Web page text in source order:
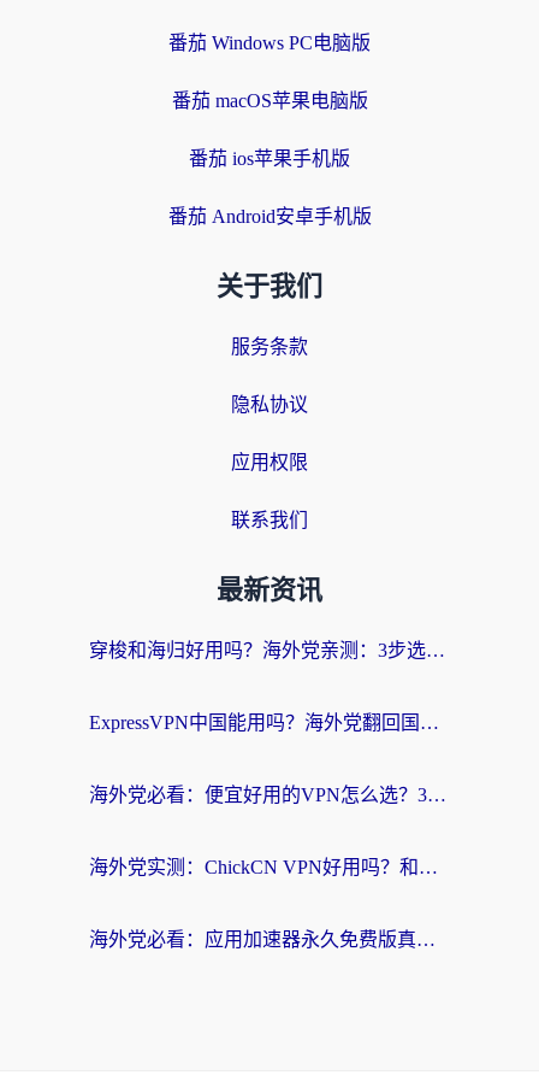
番茄 Windows PC电脑版
番茄 macOS苹果电脑版
番茄 ios苹果手机版
番茄 Android安卓手机版
关于我们
服务条款
隐私协议
应用权限
联系我们
最新资讯
穿梭和海归好用吗？海外党亲测：3步选对回国加速器，无缝刷国内剧玩手游
ExpressVPN中国能用吗？海外党翻回国内的加速器选择指南（附番茄加速器实测）
海外党必看：便宜好用的VPN怎么选？3步解决回国访问难题+Steam改区技巧
海外党实测：ChickCN VPN好用吗？和OurPlay VPN对比哪个回国效果更好？附避坑指南
海外党必看：应用加速器永久免费版真的靠谱吗？教你选对回国加速器无缝刷国内资源